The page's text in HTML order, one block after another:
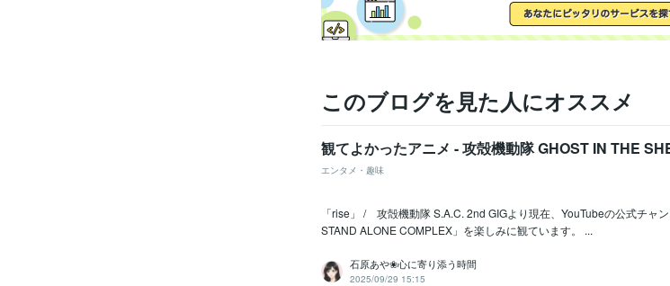
このブログを見た人にオススメ
観てよかったアニメ - 攻殻機動隊 GHOST IN THE
エンタメ・趣味
「rise」 / 攻殻機動隊 S.A.C. 2nd GIGより現在、YouTubeの公式チャ
STAND ALONE COMPLEX」を楽しみに観ています。 ...
石原あや❀心に寄り添う時間
2025/09/29 15:15